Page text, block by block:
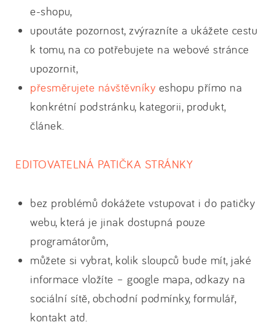
e-shopu,
upoutáte pozornost, zvýrazníte a ukážete cestu
k tomu, na co potřebujete na webové stránce
upozornit,
přesměrujete návštěvníky eshopu přímo na
konkrétní podstránku, kategorii, produkt,
článek.
EDITOVATELNÁ PATIČKA STRÁNKY
bez problémů dokážete vstupovat i do patičky
webu, která je jinak dostupná pouze
programátorům,
můžete si vybrat, kolik sloupců bude mít, jaké
informace vložíte – google mapa, odkazy na
sociální sítě, obchodní podmínky, formulář,
kontakt atd.